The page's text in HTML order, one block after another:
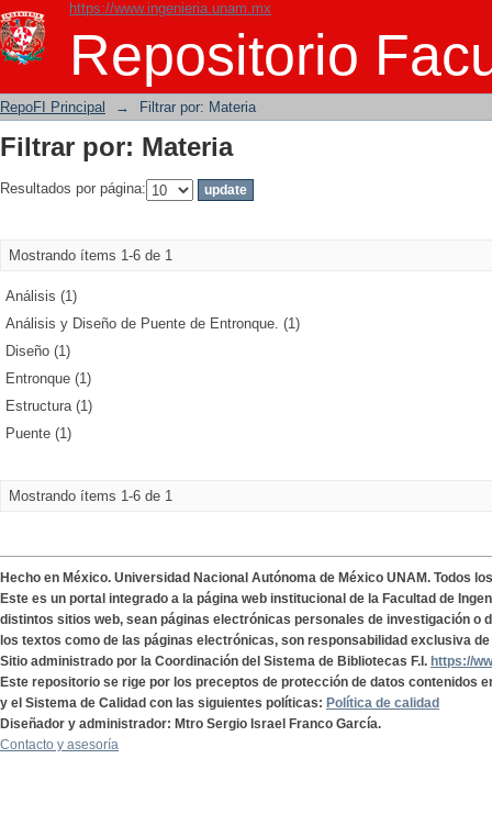
https://www.ingenieria.unam.mx
Repositorio
Filtrar por: Materia
RepoFI Principal → Filtrar por: Materia
Filtrar por: Materia
Resultados por página:
Mostrando ítems 1-6 de 1
Análisis (1)
Análisis y Diseño de Puente de Entronque. (1)
Diseño (1)
Entronque (1)
Estructura (1)
Puente (1)
Mostrando ítems 1-6 de 1
Hecho en México. Universidad Nacional Autónoma de México UNAM. Todos
Este es un portal integrado a la página web institucional de la Facultad de
distintos sitios web, sean páginas electrónicas personales de investigación o
los textos como de las páginas electrónicas, son responsabilidad exclusiva
Sitio administrado por la Coordinación del Sistema de Bibliotecas F.I. https://
Este repositorio se rige por los preceptos de protección de datos contenidos
y el Sistema de Calidad con las siguientes políticas: Política de calidad
Diseñador y administrador: Mtro Sergio Israel Franco García.
Contacto y asesoría